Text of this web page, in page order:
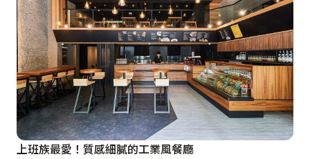
上班族最愛！質感細膩的工業風餐廳